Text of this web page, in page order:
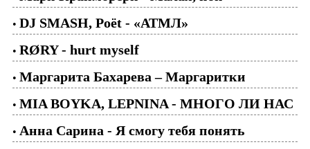
• DJ SMASH, Poёt - «АТМЛ»
• RØRY - hurt myself
• Маргарита Бахарева – Маргаритки
• MIA BOYKA, LEPNINA - МНОГО ЛИ НАС
• Анна Сарина - Я смогу тебя понять